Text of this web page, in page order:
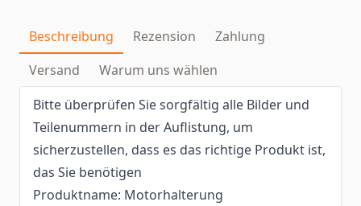
Beschreibung Rezension
Zahlung
Versand
Warum uns wählen
Bitte überprüfen Sie sorgfältig alle Bilder und
Teilenummern in der Auflistung, um
sicherzustellen, dass es das richtige Produkt ist,
das Sie benötigen
Produktname: Motorhalterung